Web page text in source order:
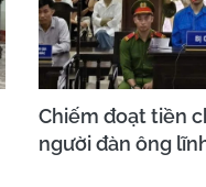
Chiếm đoạt tiền
người đàn ông